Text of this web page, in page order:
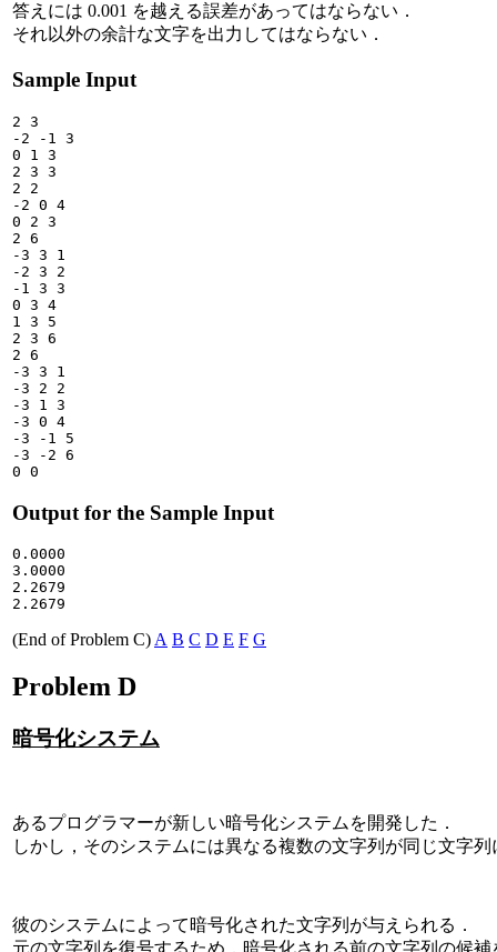
答えには 0.001 を越える誤差があってはならない．
それ以外の余計な文字を出力してはならない．
Sample Input
2 3
-2 -1 3
0 1 3
2 3 3
2 2
-2 0 4
0 2 3
2 6
-3 3 1
-2 3 2
-1 3 3
0 3 4
1 3 5
2 3 6
2 6
-3 3 1
-3 2 2
-3 1 3
-3 0 4
-3 -1 5
-3 -2 6
Output for the Sample Input
0.0000
3.0000
2.2679
(End of Problem C) A B C D E F G
Problem D
暗号化システム
あるプログラマーが新しい暗号化システムを開発した．
しかし，そのシステムには異なる複数の文字列が同じ文字
彼のシステムによって暗号化された文字列が与えられる．
元の文字列を復号するため，暗号化される前の文字列の候